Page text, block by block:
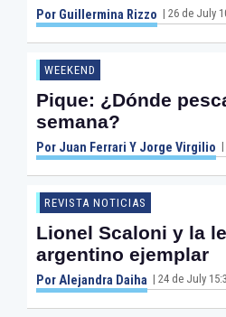
Por Guillermina Rizzo | 26 de July
WEEKEND
Pique: ¿Dónde
semana?
Por Juan Ferrari Y Jorge Virgilio |
REVISTA NOTICIAS
Lionel Scaloni y la
argentino ejemplar
Por Alejandra Daiha | 24 de July